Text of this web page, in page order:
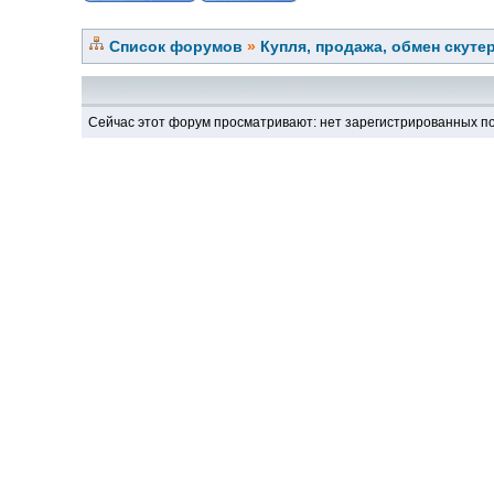
Список форумов » Купля, продажа, обмен
Сейчас этот форум просматривают: нет зарегистрированных